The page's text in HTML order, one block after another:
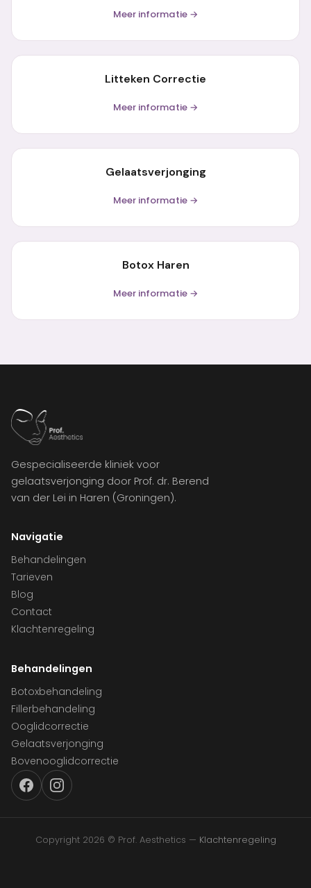
Meer informatie →
Litteken Correctie
Meer informatie →
Gelaatsverjonging
Meer informatie →
Botox Haren
Meer informatie →
Gespecialiseerde kliniek voor
gelaatsverjonging door Prof. dr. Berend
van der Lei in Haren (Groningen).
Navigatie
Behandelingen
Tarieven
Blog
Contact
Klachtenregeling
Behandelingen
Botoxbehandeling
Fillerbehandeling
Ooglidcorrectie
Gelaatsverjonging
Bovenooglidcorrectie
Copyright 2026 © Prof. Aesthetics — Klachtenregeling